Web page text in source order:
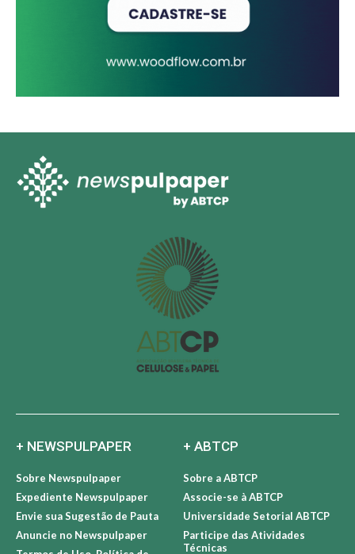
+ NEWSPULPAPER
Sobre Newspulpaper
Expediente Newspulpaper
Envie sua Sugestão de Pauta
Anuncie no Newspulpaper
+ ABTCP
Sobre a ABTCP
Associe-se à ABTCP
Universidade Setorial ABTCP
Participe das Atividades
Técnicas